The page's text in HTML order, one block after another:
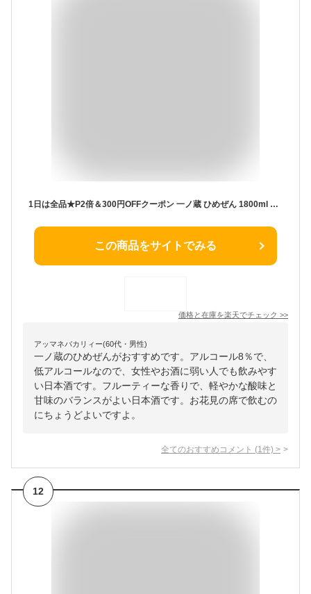
1日は全品★P2倍＆300円OFFクーポン 一ノ蔵 ひめぜん 1800ml 1.8L 日本酒 宮城県『HSH』
この商品をサイトでみる
価格と在庫を楽天でチェック >>
アッマネバカリィー(60代・男性)
一ノ蔵のひめぜんがおすすめです。アルコール8％で、
低アルコールなので、女性やお酒に弱い人でも飲みやす
い日本酒です。フルーティーな香りで、軽やかな酸味と
甘味のバランスがよい日本酒です。お花見の席で飲むの
にちょうどよいですよ。
全てのおすすめコメント (1 件) >
12